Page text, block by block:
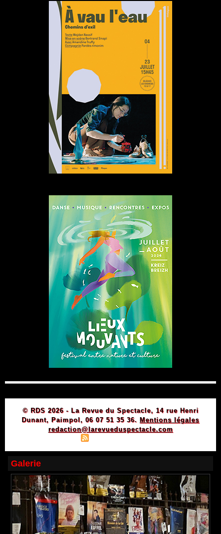
© RDS 2026 - La Revue du Spectacle, 14 rue Henri
Dunant, Paimpol, 06 07 51 35 36. Mentions légales
redaction@larevueduspectacle.com
Galerie